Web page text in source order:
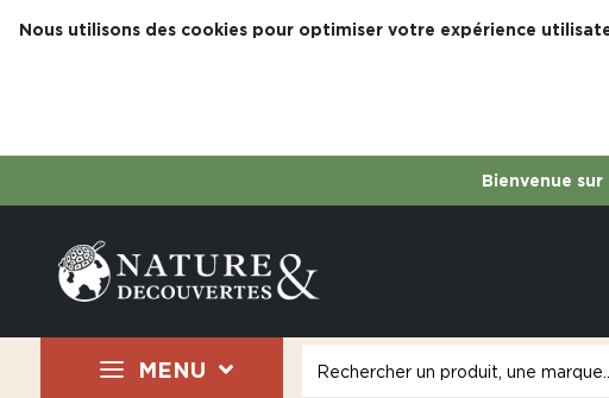
Nous utilisons des cookies pour optimiser votre expérience
Bienvenue
MENU